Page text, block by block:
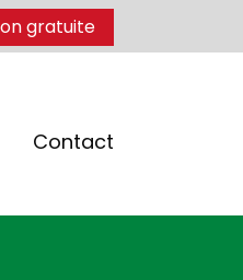
gratuite
Contact